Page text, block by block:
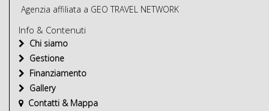
Agenzia affiliata a GEO TRAVEL NETWORK
Info & Contenuti
Chi siamo
Gestione
Finanziamento
Gallery
Contatti & Mappa